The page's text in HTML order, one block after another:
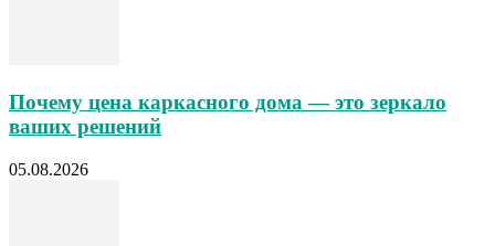
Почему цена каркасного дома — это зеркало
ваших решений
05.08.2026